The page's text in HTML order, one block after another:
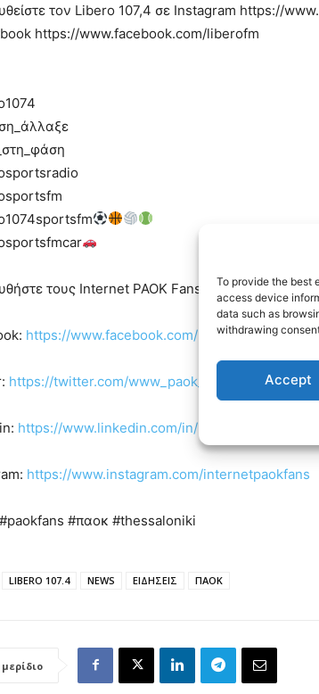
To provide the best
access device
data such as
withdrawing
Accept
τον Libero 107,4 σε Ιnstagram https://
https://www.facebook.com/liberofm
τους Internet PAOK Fans στα social media:
https://www.facebook.com/InternetPAOKFans
https://twitter.com/www_paok_gr
https://www.linkedin.com/in/internet-paok-
https://www.instagram.com/internetpaokfans
#παοκ #thessaloniki
LIBERO 107.4 NEWS ΕΙΔΗΣΕΙΣ ΠΑΟΚ
μερίδιο